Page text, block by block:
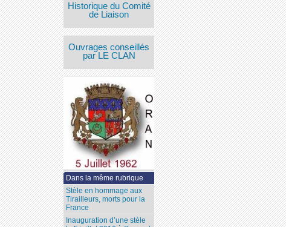
Historique du Comité
de Liaison
Ouvrages conseillés
par LE CLAN
Dans la même rubrique
Stèle en hommage aux
Tirailleurs, morts pour la
France
Inauguration d’une stèle